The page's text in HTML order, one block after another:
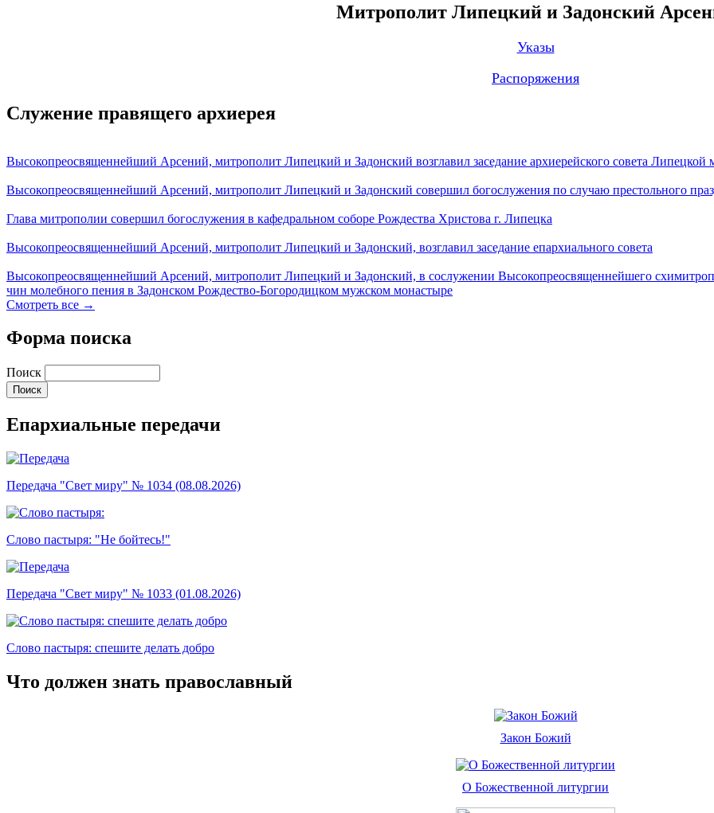
Митрополит Липецкий и Задонский
Указы
Распоряжения
Служение правящего архиерея
Высокопреосвященнейший Арсений, митрополит Липецкий и Задонский возглавил заседание архиерейского совета Липецкой
Высокопреосвященнейший Арсений, митрополит Липецкий и Задонский совершил богослужения по случаю престольного
Глава митрополии совершил богослужения в кафедральном соборе Рождества Христова г. Липецка
Высокопреосвященнейший Арсений, митрополит Липецкий и Задонский, возглавил заседание епархиального совета
Высокопреосвященнейший Арсений, митрополит Липецкий и Задонский, в сослужении Высокопреосвященнейшего
чин молебного пения в Задонском Рождество-Богородицком мужском монастыре
Смотреть все →
Форма поиска
Поиск
Епархиальные передачи
Передача "Свет миру" № 1034 (08.08.2026)
Слово пастыря: "Не бойтесь!"
Передача "Свет миру" № 1033 (01.08.2026)
Слово пастыря: спешите делать добро
Что должен знать православный
Закон Божий
О Божественной литургии